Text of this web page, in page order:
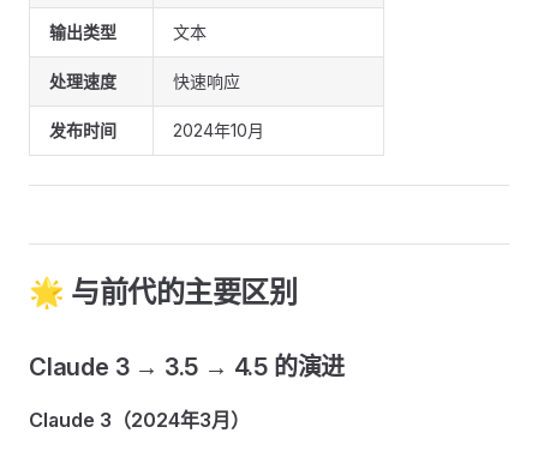
输出类型 文本
处理速度 快速响应
发布时间 2024年10月
🌟 与前代的主要区别
Claude 3 → 3.5 → 4.5 的演进
Claude 3（2024年3月）